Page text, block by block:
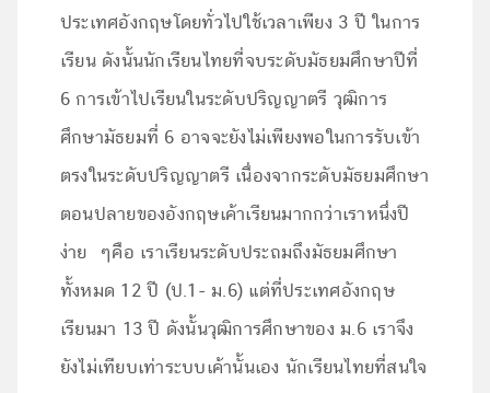
ประเทศอังกฤษโดยทั่วไปใช้เวลาเพียง 3 ปี ในการ
เรียน ดังนั้นนักเรียนไทยที่จบระดับมัธยมศึกษาปีที่
6 การเข้าไปเรียนในระดับปริญญาตรี วุฒิการ
ศึกษามัธยมที่ 6 อาจจะยังไม่เพียงพอในการรับเข้า
ตรงในระดับปริญญาตรี เนื่องจากระดับมัธยมศึกษา
ตอนปลายของอังกฤษเค้าเรียนมากกว่าเราหนึ่งปี
ง่าย ๆคือ เราเรียนระดับประถมถึงมัธยมศึกษา
ทั้งหมด 12 ปี (ป.1- ม.6) แต่ที่ประเทศอังกฤษ
เรียนมา 13 ปี ดังนั้นวุฒิการศึกษาของ ม.6 เราจึง
ยังไม่เทียบเท่าระบบเค้านั้นเอง นักเรียนไทยที่สนใจ